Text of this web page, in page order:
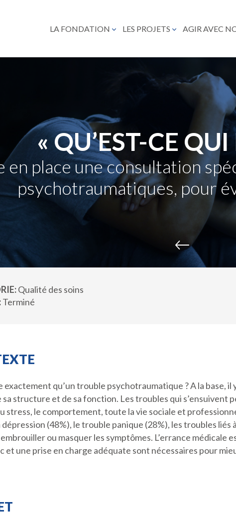
LA FONDATION LES PROJETS AGIR AVEC
« QU’EST-CE
en place une consultation
psychotraumatiques, pour
Qualité des soins
Terminé
exactement qu’un trouble psychotraumatique ? A la base,
sa structure et de sa fonction. Les troubles qui
stress, le comportement, toute la vie sociale et
dépression (48%), le trouble panique (28%), les troubles
ou masquer les symptômes. L’errance
et une prise en charge adéquate sont nécessaires pour